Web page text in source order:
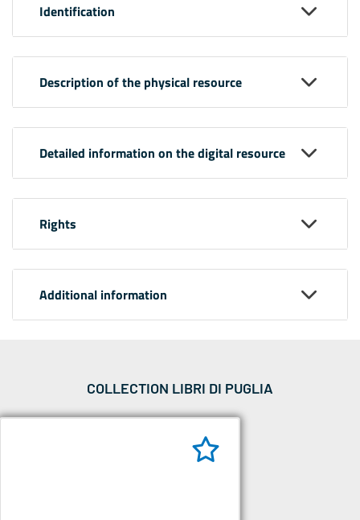
Identification
Description of the physical resource
Detailed information on the digital resource
Rights
Additional information
COLLECTION LIBRI DI PUGLIA